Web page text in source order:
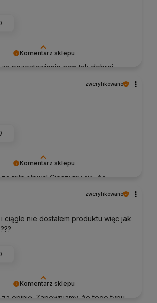
Komentarz sklepu
pozostawienie nam tak dobrej
recenzja potwierdza nasze
raz jeszcze i mamy nadzieję
zobaczenia!
Komentarz sklepu
miłe słowa! Cieszymy się, że
odpowiednią obsługę tak
Dziękujemy raz jeszcze!
zweryfikowano
Komentarz sklepu
za opinię. Zapewniamy, że tego typu
zweryfikowano
ciągle nie dostałem produktu więc jak